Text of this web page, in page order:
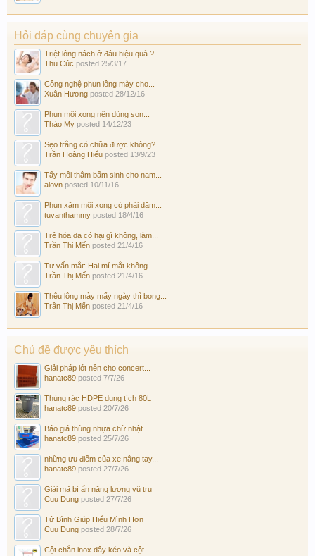
Hỏi đáp cùng chuyên gia
Triệt lông nách ở đâu hiệu quả ?
Thu Cúc posted 25/3/17
Công nghệ phun lông mày cho...
Xuân Hương posted 28/12/16
Phun môi xong nên dùng son...
Thảo My posted 14/12/23
Sẹo trắng có chữa được không?
Trần Hoàng Hiếu posted 13/9/23
Tẩy môi thâm bẩm sinh cho nam...
alovn posted 10/11/16
Phun xăm môi xong có phải dặm...
tuvanthammy posted 18/4/16
Trẻ hóa da có hại gì không, làm...
Trần Thị Mến posted 21/4/16
Tư vấn mắt: Hai mí mắt không...
Trần Thị Mến posted 21/4/16
Thêu lông mày mấy ngày thì bong...
Trần Thị Mến posted 21/4/16
Chủ đề được yêu thích
Giải pháp lót nền cho concert...
hanatc89 posted 7/7/26
Thùng rác HDPE dung tích 80L
hanatc89 posted 20/7/26
Báo giá thùng nhựa chữ nhật...
hanatc89 posted 25/7/26
những ưu điểm của xe nâng tay...
hanatc89 posted 27/7/26
Giải mã bí ẩn năng lượng vũ trụ
Cuu Dung posted 27/7/26
Tử Bình Giúp Hiểu Mình Hơn
Cuu Dung posted 28/7/26
Cột chắn inox dây kéo và cột...